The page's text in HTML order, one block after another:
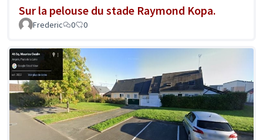
Sur la pelouse du stade Raymond Kopa.
Frederic 0 0